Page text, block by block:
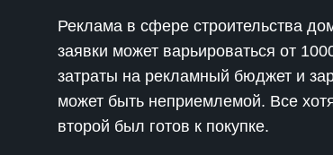
Реклама в сфере строительства
заявки может варьироваться от
затраты на рекламный бюджет и
может быть неприемлемой. Все
второй был готов к покупке.